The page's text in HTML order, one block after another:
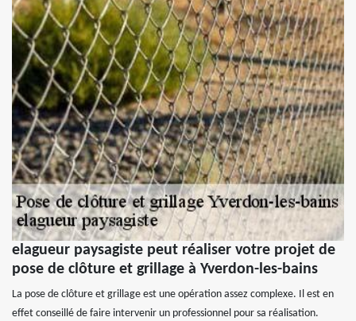
elagueur paysagiste peut réaliser votre projet de
pose de clôture et grillage à Yverdon-les-bains
La pose de clôture et grillage est une opération assez complexe. Il est en
effet conseillé de faire intervenir un professionnel pour sa réalisation.